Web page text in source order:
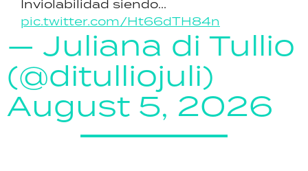
Inviolabilidad siendo...
pic.twitter.com/Ht66dTH84n
— Juliana di Tullio
(@ditulliojuli)
August 5, 2026